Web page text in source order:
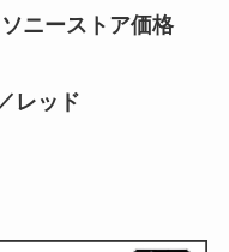
ニーストア価格
レッド